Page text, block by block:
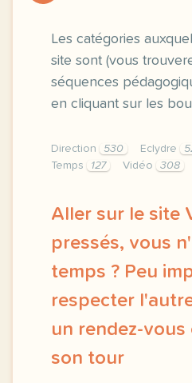
Les catégories
site sont (vous
séquences
en cliquant sur les
Direction 530 Eclydre
Temps
127 Vidéo 308
Aller sur le site
pressés, vous
temps ? Peu
respecter
un rendez-
son tour